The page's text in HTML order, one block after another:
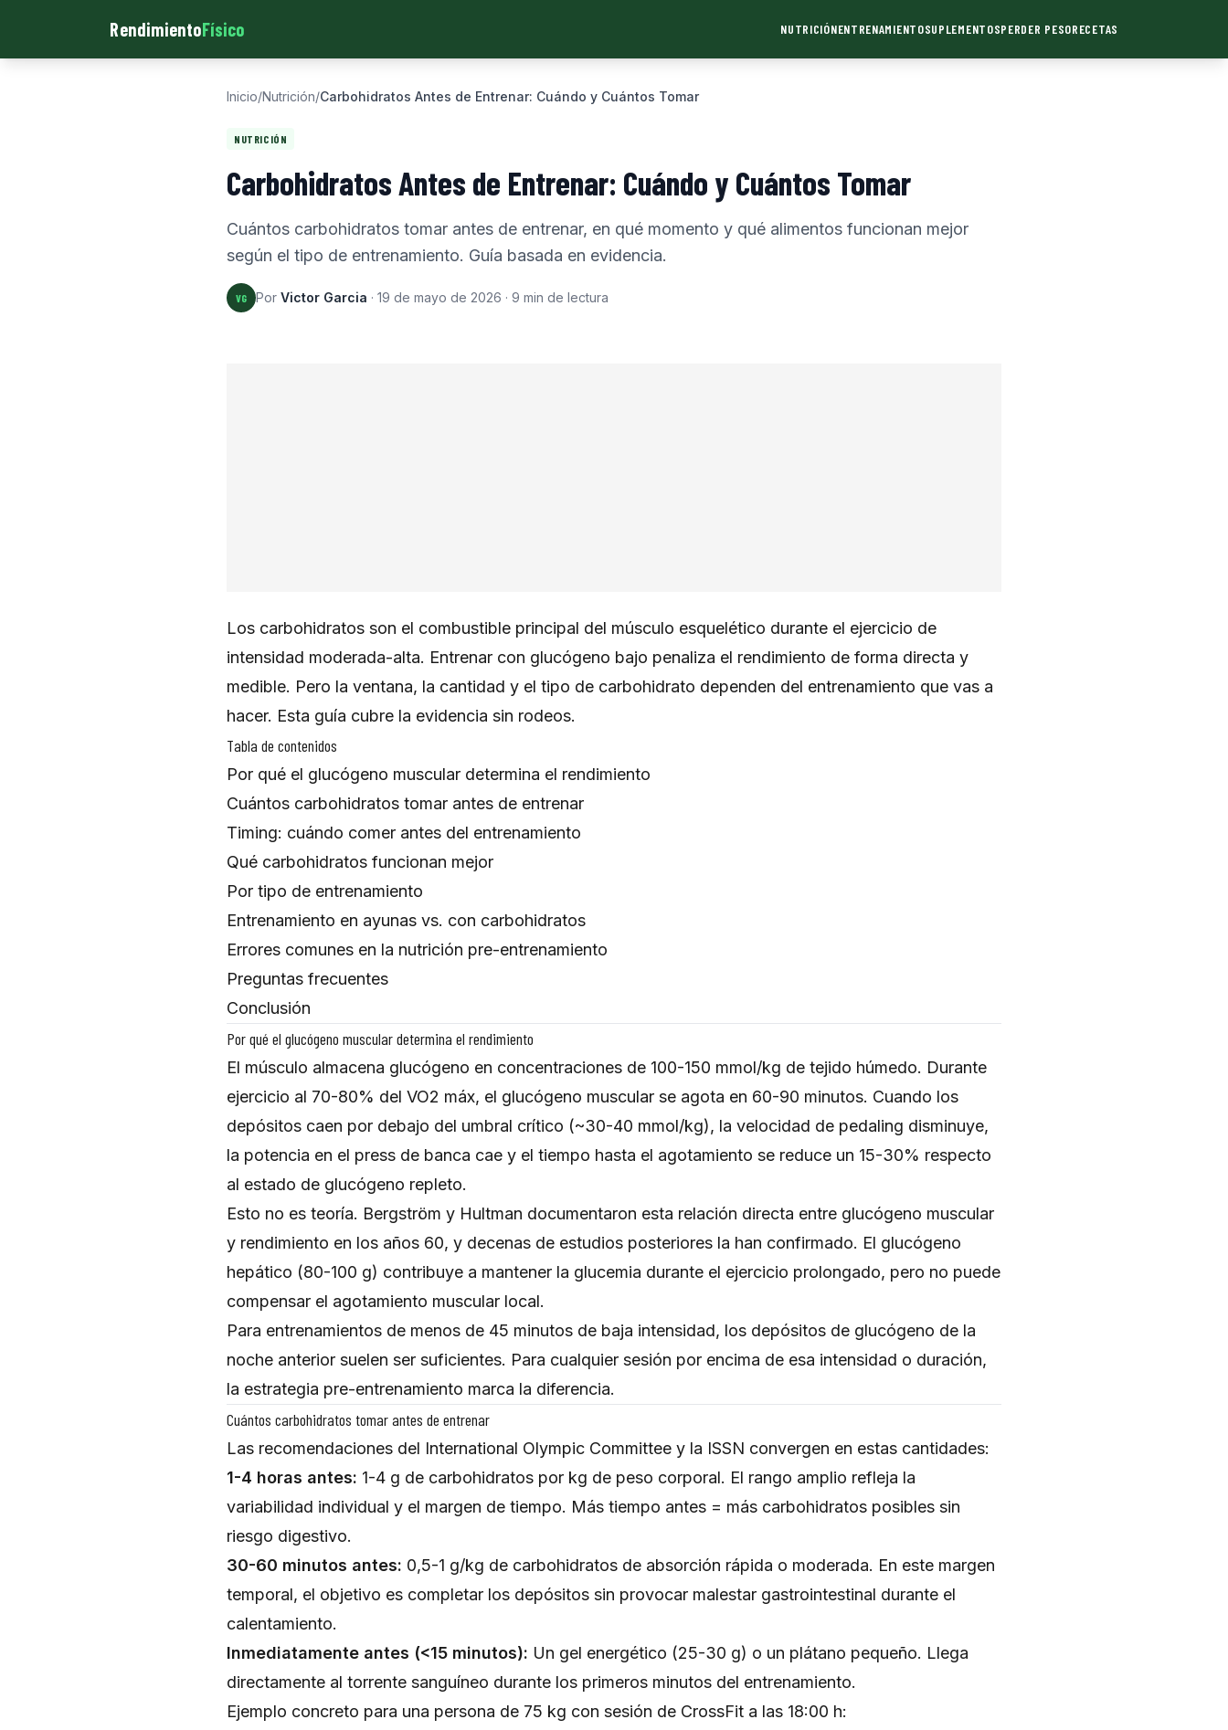
RendimientoFísico NUTRICIÓNENTRENAMIENTOSUPLEMENTOSPERDER PESORECETAS
Inicio/Nutrición/Carbohidratos Antes de Entrenar: Cuándo y Cuántos Tomar
NUTRICIÓN
Carbohidratos Antes de Entrenar: Cuándo y Cuántos Tomar
Cuántos carbohidratos tomar antes de entrenar, en qué momento y qué alimentos funcionan mejor
según el tipo de entrenamiento. Guía basada en evidencia.
VG Por Victor Garcia · 19 de mayo de 2026 · 9 min de lectura
Los carbohidratos son el combustible principal del músculo esquelético durante el ejercicio de
intensidad moderada-alta. Entrenar con glucógeno bajo penaliza el rendimiento de forma directa y
medible. Pero la ventana, la cantidad y el tipo de carbohidrato dependen del entrenamiento que vas a
hacer. Esta guía cubre la evidencia sin rodeos.
Tabla de contenidos
Por qué el glucógeno muscular determina el rendimiento
Cuántos carbohidratos tomar antes de entrenar
Timing: cuándo comer antes del entrenamiento
Qué carbohidratos funcionan mejor
Por tipo de entrenamiento
Entrenamiento en ayunas vs. con carbohidratos
Errores comunes en la nutrición pre-entrenamiento
Preguntas frecuentes
Conclusión
Por qué el glucógeno muscular determina el rendimiento
El músculo almacena glucógeno en concentraciones de 100-150 mmol/kg de tejido húmedo. Durante
ejercicio al 70-80% del VO2 máx, el glucógeno muscular se agota en 60-90 minutos. Cuando los
depósitos caen por debajo del umbral crítico (~30-40 mmol/kg), la velocidad de pedaling disminuye,
la potencia en el press de banca cae y el tiempo hasta el agotamiento se reduce un 15-30% respecto
al estado de glucógeno repleto.
Esto no es teoría. Bergström y Hultman documentaron esta relación directa entre glucógeno muscular
y rendimiento en los años 60, y decenas de estudios posteriores la han confirmado. El glucógeno
hepático (80-100 g) contribuye a mantener la glucemia durante el ejercicio prolongado, pero no puede
compensar el agotamiento muscular local.
Para entrenamientos de menos de 45 minutos de baja intensidad, los depósitos de glucógeno de la
noche anterior suelen ser suficientes. Para cualquier sesión por encima de esa intensidad o duración,
la estrategia pre-entrenamiento marca la diferencia.
Cuántos carbohidratos tomar antes de entrenar
Las recomendaciones del International Olympic Committee y la ISSN convergen en estas cantidades:
1-4 horas antes: 1-4 g de carbohidratos por kg de peso corporal. El rango amplio refleja la
variabilidad individual y el margen de tiempo. Más tiempo antes = más carbohidratos posibles sin
riesgo digestivo.
30-60 minutos antes: 0,5-1 g/kg de carbohidratos de absorción rápida o moderada. En este margen
temporal, el objetivo es completar los depósitos sin provocar malestar gastrointestinal durante el
calentamiento.
Inmediatamente antes (<15 minutos): Un gel energético (25-30 g) o un plátano pequeño. Llega
directamente al torrente sanguíneo durante los primeros minutos del entrenamiento.
Ejemplo concreto para una persona de 75 kg con sesión de CrossFit a las 18:00 h: